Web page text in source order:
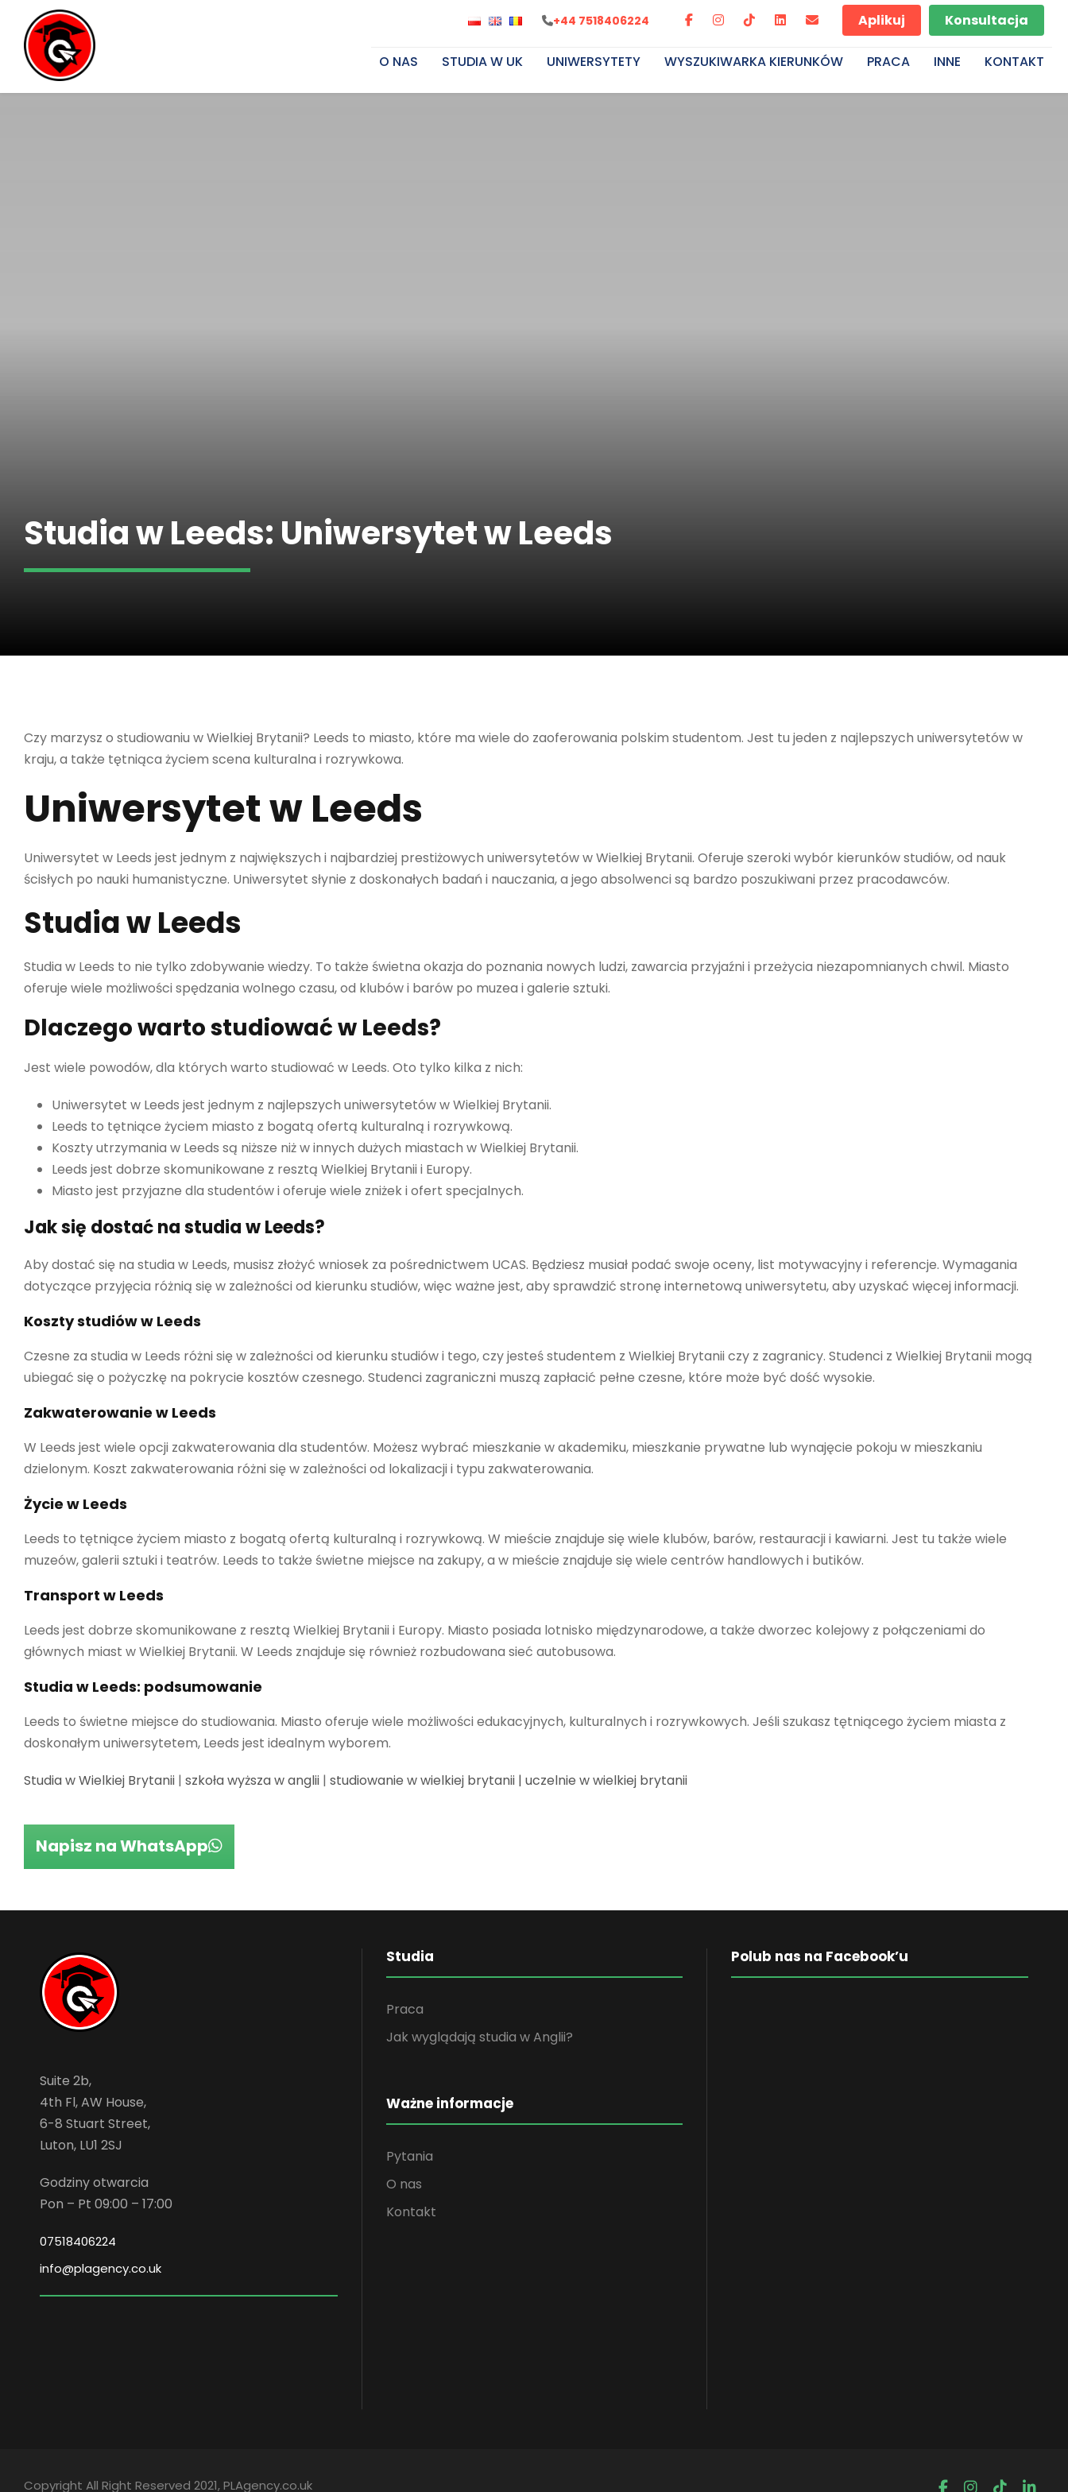
+44 7518406224 Aplikuj Konsultacja
O NAS STUDIA W UK UNIWERSYTETY WYSZUKIWARKA KIERUNKÓW PRACA INNE KONTAKT
Studia w Leeds: Uniwersytet w Leeds
Czy marzysz o studiowaniu w Wielkiej Brytanii? Leeds to miasto, które ma wiele do zaoferowania polskim studentom. Jest tu jeden z najlepszych uniwersytetów w
kraju, a także tętniąca życiem scena kulturalna i rozrywkowa.
Uniwersytet w Leeds
Uniwersytet w Leeds jest jednym z największych i najbardziej prestiżowych uniwersytetów w Wielkiej Brytanii. Oferuje szeroki wybór kierunków studiów, od nauk
ścisłych po nauki humanistyczne. Uniwersytet słynie z doskonałych badań i nauczania, a jego absolwenci są bardzo poszukiwani przez pracodawców.
Studia w Leeds
Studia w Leeds to nie tylko zdobywanie wiedzy. To także świetna okazja do poznania nowych ludzi, zawarcia przyjaźni i przeżycia niezapomnianych chwil. Miasto
oferuje wiele możliwości spędzania wolnego czasu, od klubów i barów po muzea i galerie sztuki.
Dlaczego warto studiować w Leeds?
Jest wiele powodów, dla których warto studiować w Leeds. Oto tylko kilka z nich:
Uniwersytet w Leeds jest jednym z najlepszych uniwersytetów w Wielkiej Brytanii.
Leeds to tętniące życiem miasto z bogatą ofertą kulturalną i rozrywkową.
Koszty utrzymania w Leeds są niższe niż w innych dużych miastach w Wielkiej Brytanii.
Leeds jest dobrze skomunikowane z resztą Wielkiej Brytanii i Europy.
Miasto jest przyjazne dla studentów i oferuje wiele zniżek i ofert specjalnych.
Jak się dostać na studia w Leeds?
Aby dostać się na studia w Leeds, musisz złożyć wniosek za pośrednictwem UCAS. Będziesz musiał podać swoje oceny, list motywacyjny i referencje. Wymagania
dotyczące przyjęcia różnią się w zależności od kierunku studiów, więc ważne jest, aby sprawdzić stronę internetową uniwersytetu, aby uzyskać więcej informacji.
Koszty studiów w Leeds
Czesne za studia w Leeds różni się w zależności od kierunku studiów i tego, czy jesteś studentem z Wielkiej Brytanii czy z zagranicy. Studenci z Wielkiej Brytanii mogą
ubiegać się o pożyczkę na pokrycie kosztów czesnego. Studenci zagraniczni muszą zapłacić pełne czesne, które może być dość wysokie.
Zakwaterowanie w Leeds
W Leeds jest wiele opcji zakwaterowania dla studentów. Możesz wybrać mieszkanie w akademiku, mieszkanie prywatne lub wynajęcie pokoju w mieszkaniu
dzielonym. Koszt zakwaterowania różni się w zależności od lokalizacji i typu zakwaterowania.
Życie w Leeds
Leeds to tętniące życiem miasto z bogatą ofertą kulturalną i rozrywkową. W mieście znajduje się wiele klubów, barów, restauracji i kawiarni. Jest tu także wiele
muzeów, galerii sztuki i teatrów. Leeds to także świetne miejsce na zakupy, a w mieście znajduje się wiele centrów handlowych i butików.
Transport w Leeds
Leeds jest dobrze skomunikowane z resztą Wielkiej Brytanii i Europy. Miasto posiada lotnisko międzynarodowe, a także dworzec kolejowy z połączeniami do
głównych miast w Wielkiej Brytanii. W Leeds znajduje się również rozbudowana sieć autobusowa.
Studia w Leeds: podsumowanie
Leeds to świetne miejsce do studiowania. Miasto oferuje wiele możliwości edukacyjnych, kulturalnych i rozrywkowych. Jeśli szukasz tętniącego życiem miasta z
doskonałym uniwersytetem, Leeds jest idealnym wyborem.
Studia w Wielkiej Brytanii | szkoła wyższa w anglii | studiowanie w wielkiej brytanii | uczelnie w wielkiej brytanii
Napisz na WhatsApp
Suite 2b,
4th Fl, AW House,
6-8 Stuart Street,
Luton, LU1 2SJ
Godziny otwarcia
Pon – Pt 09:00 – 17:00
07518406224
info@plagency.co.uk
Studia
Praca
Jak wyglądają studia w Anglii?
Ważne informacje
Pytania
O nas
Kontakt
Polub nas na Facebook’u
Copyright All Right Reserved 2021, PLAgency.co.uk